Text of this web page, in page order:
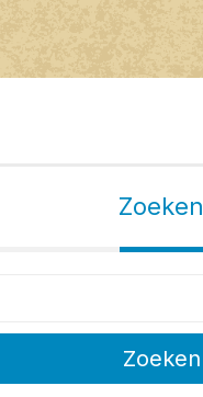
Zoeken
Zoeken